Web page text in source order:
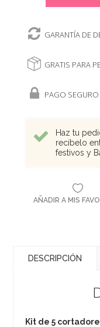
GARANTÍA DE
GRATIS PARA
PAGO SEGURO
Haz tu
recíbelo
festivos y
AÑADIR A MIS
DESCRIPCIÓN
Kit de 5